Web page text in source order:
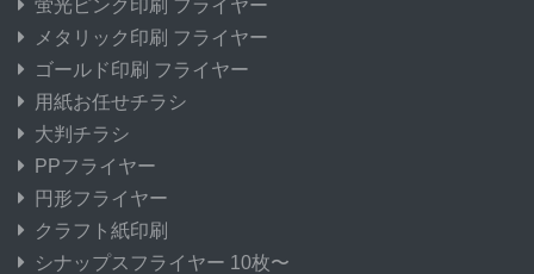
蛍光ピンク印刷 フライヤー
メタリック印刷 フライヤー
ゴールド印刷 フライヤー
用紙お任せチラシ
大判チラシ
PPフライヤー
円形フライヤー
クラフト紙印刷
シナップスフライヤー 10枚〜